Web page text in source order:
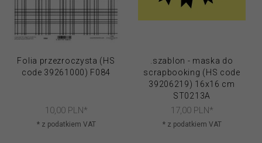
Folia przezroczysta (HS
code 39261000) F084
10, 00 PLN*
* z podatkiem VAT
.szablon - maska do
scrapbooking (HS code
39206219) 16x16 cm
ST0213A
17, 00 PLN*
* z podatkiem VAT